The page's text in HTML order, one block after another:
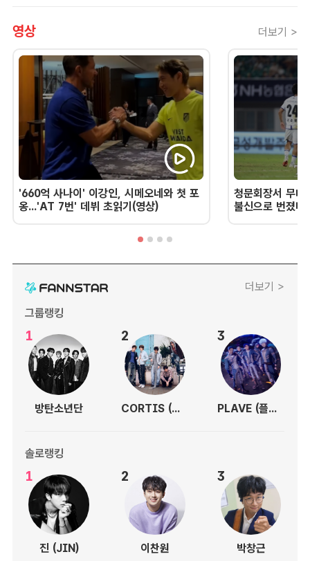
영상 더보기 >
'660억 사나이' 이강인, 시메오네와 첫 포
옹...'AT 7번' 데뷔 초읽기(영상)
청문회장서 무너
불신으로 번졌
더보기 >
그룹랭킹
1
방탄소년단
2
CORTIS (코르티스)
3
PLAVE (플레이브)
솔로랭킹
1
진 (JIN)
2
이찬원
3
박창근